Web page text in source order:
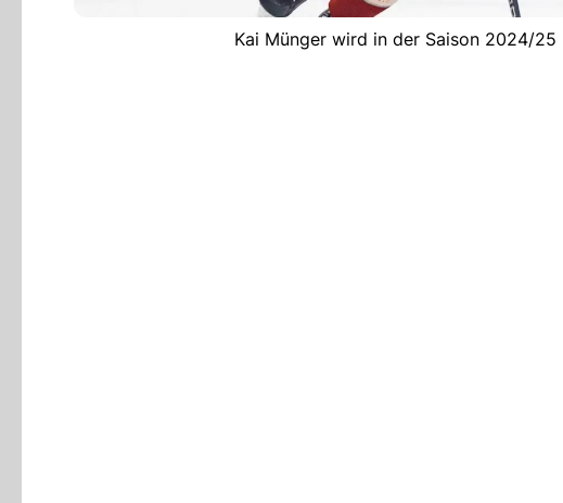
Kai Münger wird in der Saison 2024/